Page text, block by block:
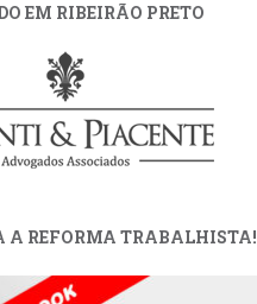
EM RIBEIRÃO PRETO
A REFORMA TRABALHISTA!